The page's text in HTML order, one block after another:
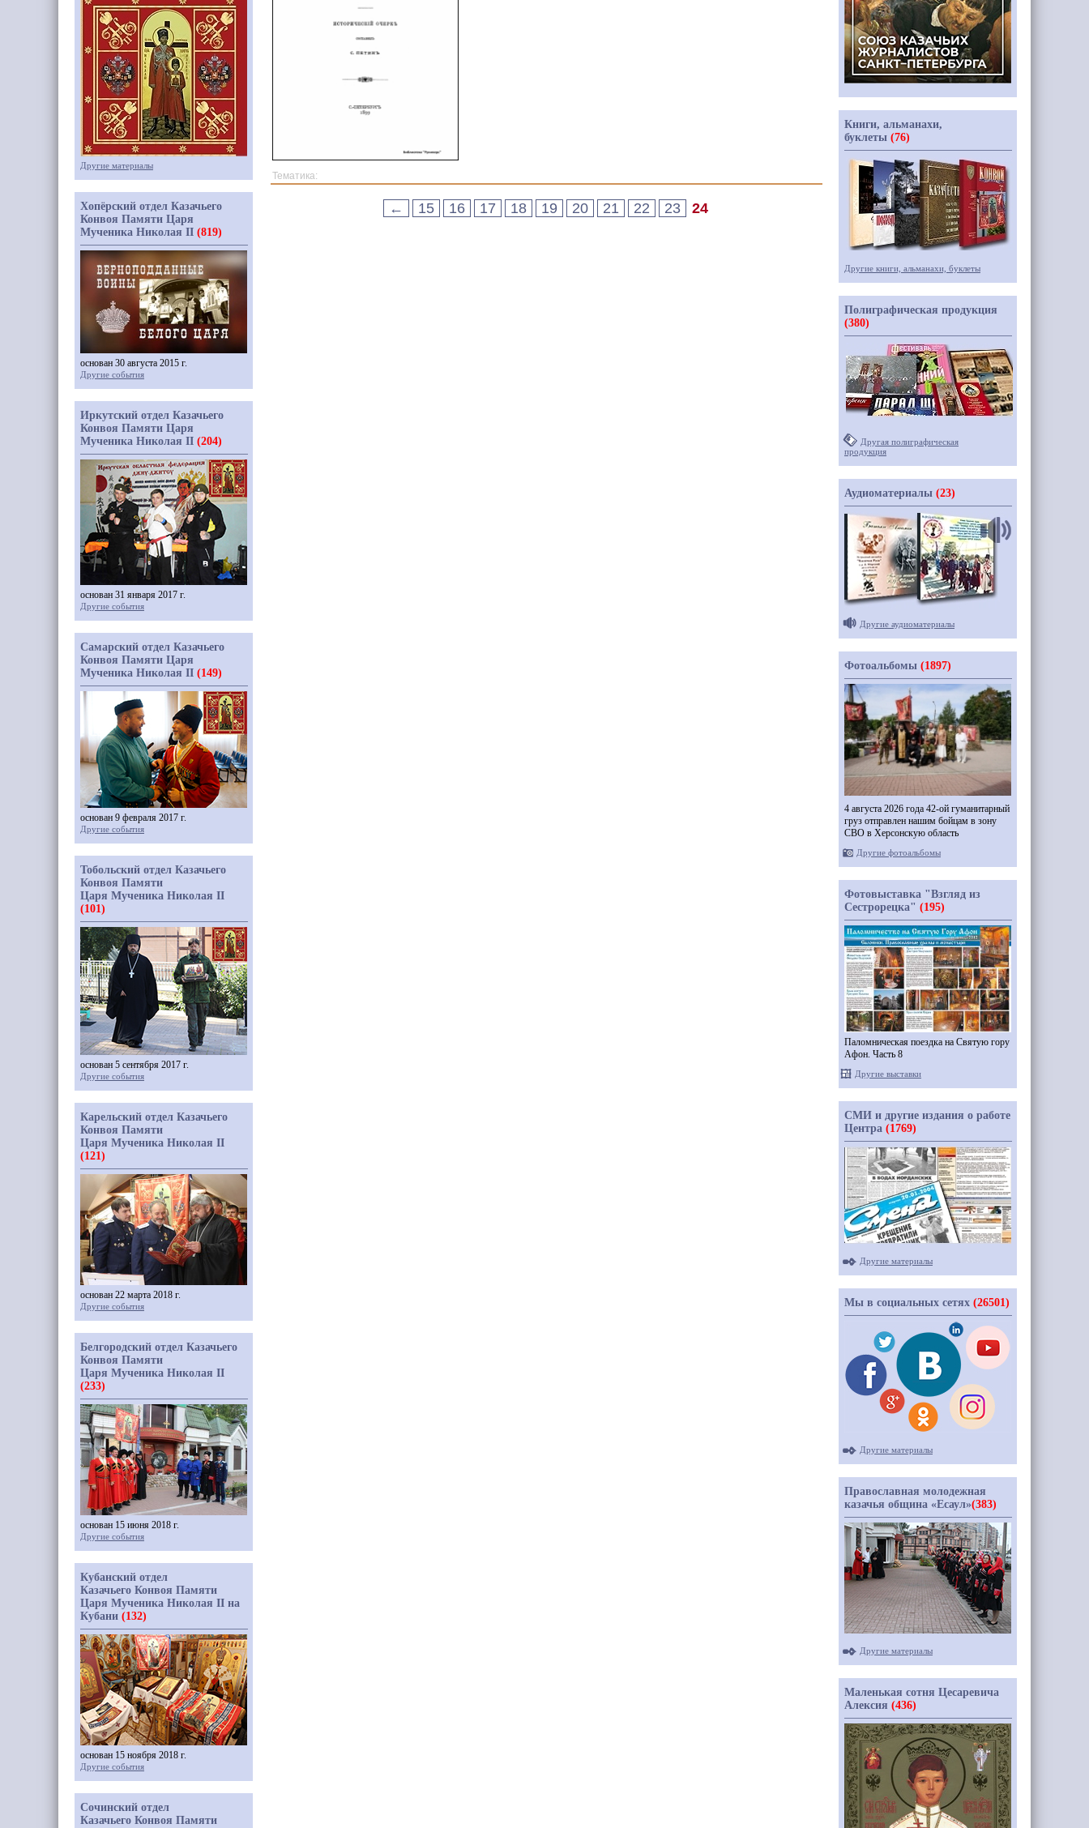
Тематика:
← 15 16 17 18 19 20 21 22 23 24
Другие материалы
Хопёрский отдел Казачьего
Конвоя Памяти Царя
Мученика Николая II (819)
основан 30 августа 2015 г.
Другие события
Иркутский отдел Казачьего
Конвоя Памяти Царя
Мученика Николая II (204)
основан 31 января 2017 г.
Другие события
Самарский отдел Казачьего
Конвоя Памяти Царя
Мученика Николая II (149)
основан 9 февраля 2017 г.
Другие события
Тобольский отдел Казачьего
Конвоя Памяти
Царя Мученика Николая II
(101)
основан 5 сентября 2017 г.
Другие события
Карельский отдел Казачьего
Конвоя Памяти
Царя Мученика Николая II
(121)
основан 22 марта 2018 г.
Другие события
Белгородский отдел Казачьего
Конвоя Памяти
Царя Мученика Николая II
(233)
основан 15 июня 2018 г.
Другие события
Кубанский отдел
Казачьего Конвоя Памяти
Царя Мученика Николая II на
Кубани (132)
основан 15 ноября 2018 г.
Другие события
Сочинский отдел
Казачьего Конвоя Памяти
Книги, альманахи,
буклеты (76)
Другие книги, альманахи, буклеты
Полиграфическая продукция
(380)
Другая полиграфическая
продукция
Аудиоматериалы (23)
Другие аудиоматериалы
Фотоальбомы (1897)
4 августа 2026 года 42-ой гуманитарный
груз отправлен нашим бойцам в зону
СВО в Херсонскую область
Другие фотоальбомы
Фотовыставка "Взгляд из
Сестрорецка" (195)
Паломническая поездка на Святую гору
Афон. Часть 8
Другие выставки
СМИ и другие издания о работе
Центра (1769)
Другие материалы
Мы в социальных сетях (26501)
Другие материалы
Православная молодежная
казачья община «Есаул»(383)
Другие материалы
Маленькая сотня Цесаревича
Алексия (436)